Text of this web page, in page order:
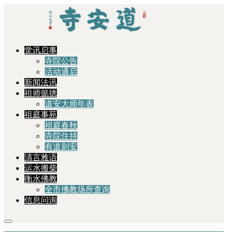
觉讯启事
寺院公告
活动通启
新闻法讯
祖师懿德
道安大师年表
祖庭事苑
祖庭春秋
寺院住持
有道则安
清言雅语
运水搬柴
衡水佛教
全市佛教场所查询
信息问询